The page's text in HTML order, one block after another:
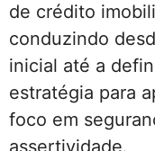
de crédito
conduzindo
inicial até a
estratégia para
foco em